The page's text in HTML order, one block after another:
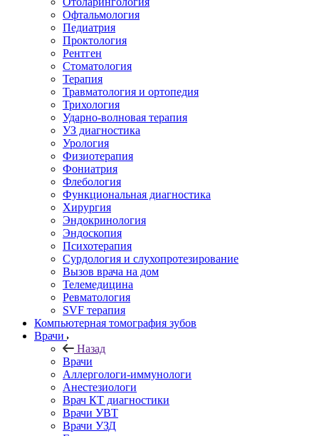
Офтальмология
Педиатрия
Проктология
Рентген
Стоматология
Терапия
Травматология и ортопедия
Трихология
Ударно-волновая терапия
УЗ диагностика
Урология
Физиотерапия
Фониатрия
Флебология
Функциональная диагностика
Хирургия
Эндокринология
Эндоскопия
Психотерапия
Сурдология и слухопротезирование
Вызов врача на дом
Телемедицина
Ревматология
SVF терапия
Компьютерная томография зубов
Врачи
Назад
Врачи
Аллергологи-иммунологи
Анестезиологи
Врач КТ диагностики
Врачи УВТ
Врачи УЗД